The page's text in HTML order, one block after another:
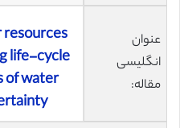
عنوان
انگلیسی
مقاله:
life-cycle
of water